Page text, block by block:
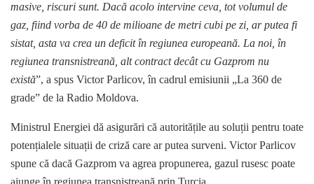
masive, riscuri sunt. Dacă acolo intervine ceva, tot volumul de
gaz, fiind vorba de 40 de milioane de metri cubi pe zi, ar putea fi
sistat, asta va crea un deficit în regiunea europeană. La noi, în
regiunea transnistreană, alt contract decât cu Gazprom nu
există”, a spus Victor Parlicov, în cadrul emisiunii „La 360 de
grade” de la Radio Moldova.
Ministrul Energiei dă asigurări că autoritățile au soluții pentru toate
potențialele situații de criză care ar putea surveni. Victor Parlicov
spune că dacă Gazprom va agrea propunerea, gazul rusesc poate
ajunge în regiunea transnistreană prin Turcia.